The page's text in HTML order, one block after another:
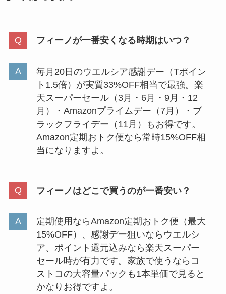
フィーノが一番安くなる時期はいつ？
毎月20日のウエルシア感謝デー（Tポイン
ト1.5倍）が実質33%OFF相当で最強。楽
天スーパーセール（3月・6月・9月・12
月）・Amazonプライムデー（7月）・ブ
ラックフライデー（11月）もお得です。
Amazon定期おトク便なら常時15%OFF相
当になりますよ。
フィーノはどこで買うのが一番安い？
定期使用ならAmazon定期おトク便（最大
15%OFF）、感謝デー狙いならウエルシ
ア、ポイント還元込みなら楽天スーパー
セール時が有力です。家族で使うならコ
ストコの大容量パックも1本単価で見ると
かなりお得ですよ。